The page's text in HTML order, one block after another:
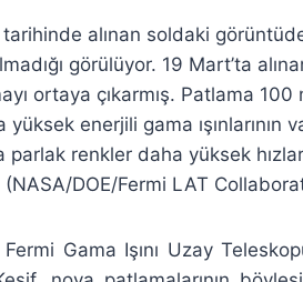
alınan soldaki
görülüyor. 19 Mart’ta
ortaya çıkarmış. Patlama
enerjili gama ışınlarının
parlak renkler daha yüksek
(NASA/DOE/Fermi LAT
Gama Işını Uzay